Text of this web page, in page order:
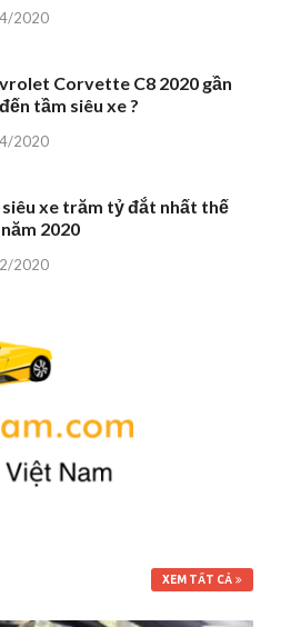
2020
Corvette C8 2020 gần
tầm siêu xe ?
2020
siêu xe trăm tỷ đắt nhất thế
2020
2020
XEM TẤT CẢ